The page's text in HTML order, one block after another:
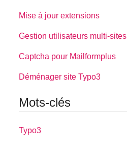
Mise à jour extensions
Gestion utilisateurs multi-sites
Captcha pour Mailformplus
Déménager site Typo3
Mots-clés
Typo3